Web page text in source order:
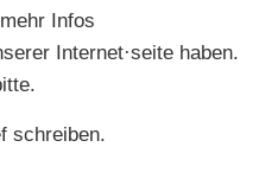
Infos
Internet·seite haben.
schreiben.